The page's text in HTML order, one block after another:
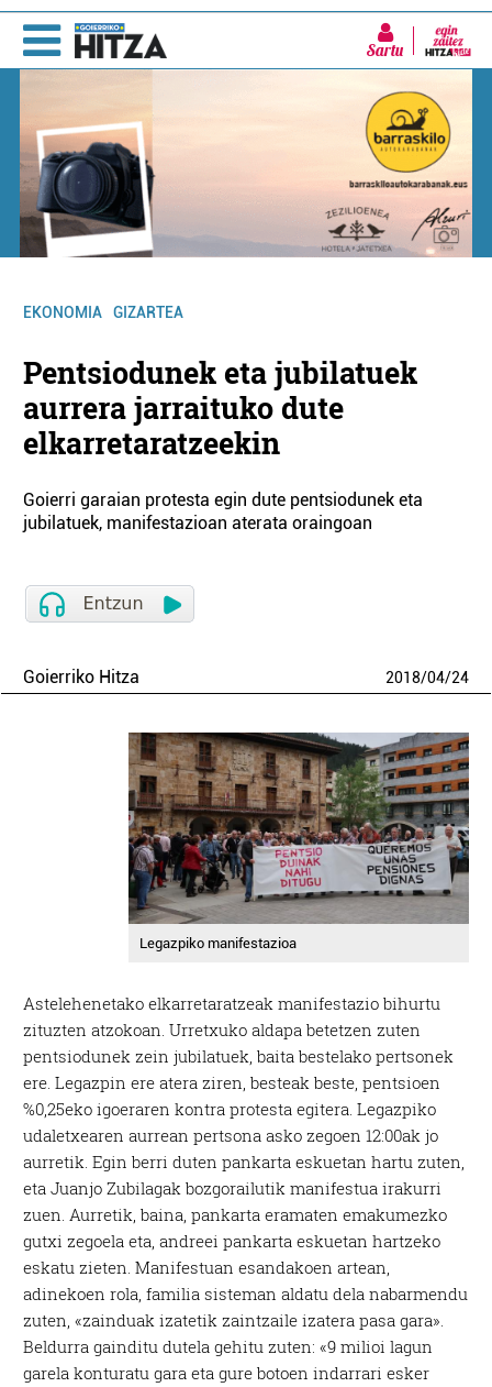
Sartu
EKONOMIA GIZARTEA
Pentsiodunek eta jubilatuek
aurrera jarraituko dute
elkarretaratzeekin
Goierri garaian protesta egin dute pentsiodunek eta
jubilatuek, manifestazioan aterata oraingoan
Goierriko Hitza 2018/04/24
Legazpiko manifestazioa
Astelehenetako elkarretaratzeak manifestazio bihurtu
zituzten atzokoan. Urretxuko aldapa betetzen zuten
pentsiodunek zein jubilatuek, baita bestelako pertsonek
ere. Legazpin ere atera ziren, besteak beste, pentsioen
%0,25eko igoeraren kontra protesta egitera. Legazpiko
udaletxearen aurrean pertsona asko zegoen 12:00ak jo
aurretik. Egin berri duten pankarta eskuetan hartu zuten,
eta Juanjo Zubilagak bozgorailutik manifestua irakurri
zuen. Aurretik, baina, pankarta eramaten emakumezko
gutxi zegoela eta, andreei pankarta eskuetan hartzeko
eskatu zieten. Manifestuan esandakoen artean,
adinekoen rola, familia sisteman aldatu dela nabarmendu
zuten, «zainduak izatetik zaintzaile izatera pasa gara».
Beldurra gainditu dutela gehitu zuten: «9 milioi lagun
garela konturatu gara eta gure botoen indarrari esker